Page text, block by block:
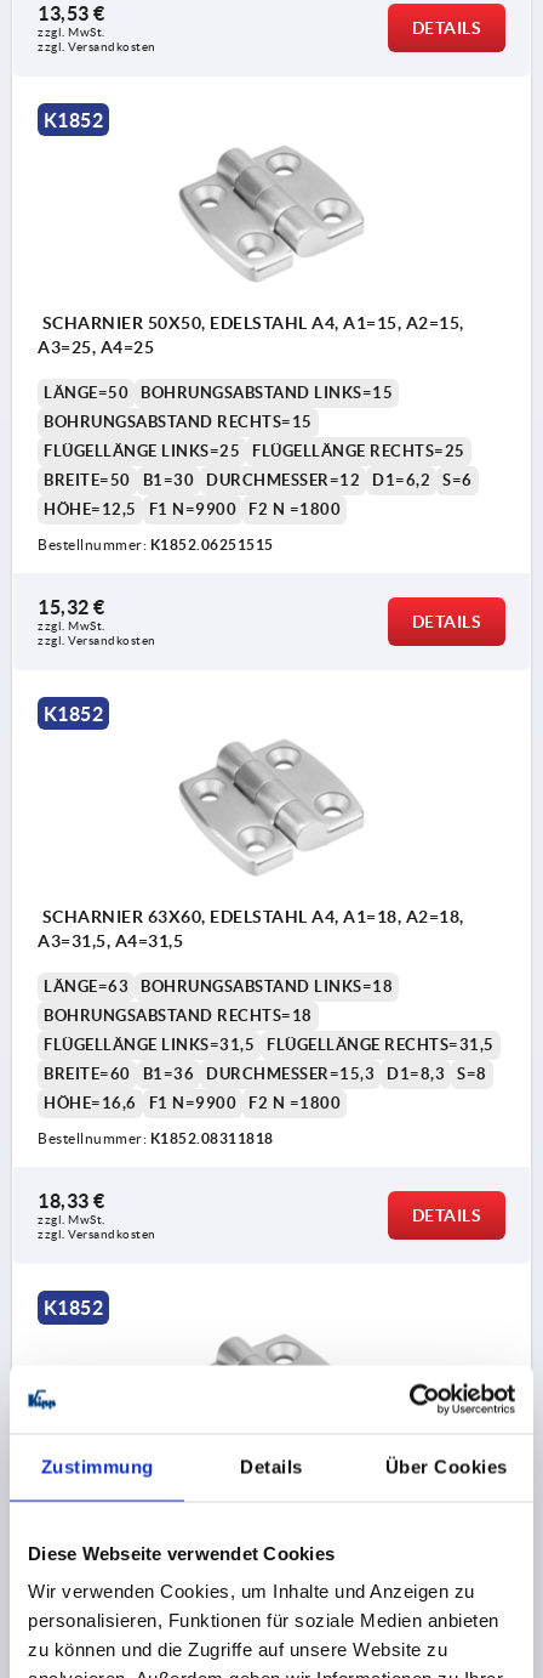
Zustimmung Details Über Cookies
Diese Webseite verwendet Cookies
Wir verwenden Cookies, um Inhalte und Anzeigen zu
personalisieren, Funktionen für soziale Medien anbieten
zu können und die Zugriffe auf unsere Website zu
13,53 €
zzgl. MwSt.
zzgl. Versandkosten
DETAILS
K1852
SCHARNIER 50X50, EDELSTAHL A4, A1=15, A2=15,
A3=25, A4=25
LÄNGE=50
BOHRUNGSABSTAND LINKS=15
BOHRUNGSABSTAND RECHTS=15
FLÜGELLÄNGE LINKS=25
FLÜGELLÄNGE RECHTS=25
BREITE=50
B1=30 DURCHMESSER=12 D1=6,2
S=6
HÖHE=12,5
F1 N=9900 F2 N =1800
Bestellnummer: K1852.06251515
15,32 €
zzgl. MwSt.
zzgl. Versandkosten
DETAILS
K1852
SCHARNIER 63X60, EDELSTAHL A4, A1=18, A2=18,
A3=31,5, A4=31,5
LÄNGE=63
BOHRUNGSABSTAND LINKS=18
BOHRUNGSABSTAND RECHTS=18
FLÜGELLÄNGE LINKS=31,5
FLÜGELLÄNGE RECHTS=31,5
BREITE=60
B1=36 DURCHMESSER=15,3 D1=8,3
S=8
HÖHE=16,6
F1 N=9900 F2 N =1800
Bestellnummer: K1852.08311818
18,33 €
zzgl. MwSt.
zzgl. Versandkosten
DETAILS
K1852
LÄNGE=63
BOHRUNGSABSTAND LINKS=15
BOHRUNGSABSTAND RECHTS=28
FLÜGELLÄNGE LINKS=25
FLÜGELLÄNGE RECHTS=38
BREITE=50
B1=30 DURCHMESSER=12 D1=6,2 S=6